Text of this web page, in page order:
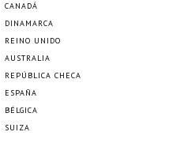
CANADÁ
DINAMARCA
REINO UNIDO
AUSTRALIA
REPÚBLICA CHECA
ESPAÑA
BÉLGICA
SUIZA